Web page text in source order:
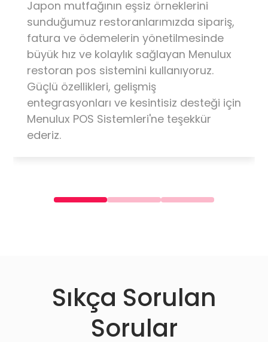
çalışması ve gelişmiş entegrasyonları
nedeniyle Elmacıoğlu Restoranımızda
MenuluxPOS sistemine geçtik. Menulux
restoran programı sayesinde sipariş ve
fatura yönetimi, yazarkasa
entegrasyonu ve Logo veri
aktarımındaki tüm sorunlarımız çözüldü.
Sorular